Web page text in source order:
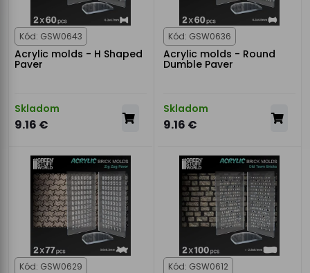
Kód: GSW0643
Acrylic molds - H Shaped
Paver
Skladom
9.16 €
Kód: GSW0636
Acrylic molds - Round
Dumble Paver
Skladom
9.16 €
Kód: GSW0629 Kód: GSW0612